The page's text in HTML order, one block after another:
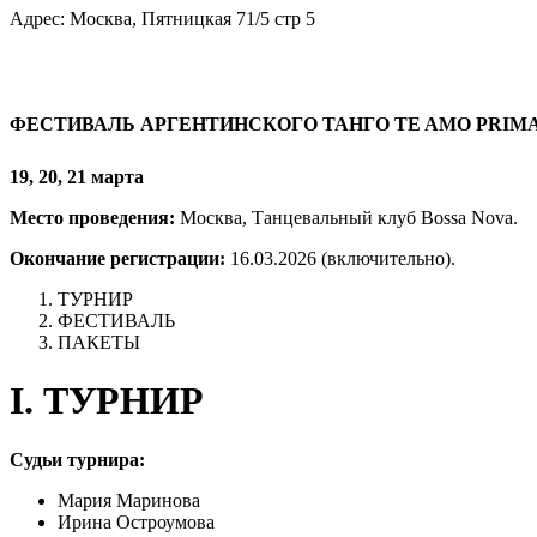
Адрес: Москва, Пятницкая 71/5 стр 5
ФЕСТИВАЛЬ АРГЕНТИНСКОГО ТАНГО TE AMO
19, 20, 21 марта
Место проведения: Москва, Танцевальный клуб Bossa Nova.
Окончание регистрации: 16.03.2026 (включительно).
ТУРНИР
ФЕСТИВАЛЬ
ПАКЕТЫ
I. ТУРНИР
Судьи турнира:
Мария Маринова
Ирина Остроумова